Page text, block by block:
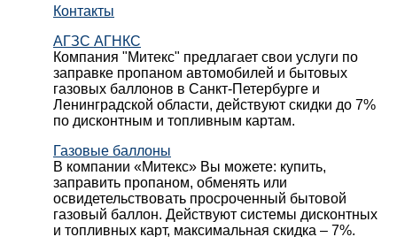
Контакты
АГЗС АГНКС
Компания "Митекс" предлагает свои услуги по
заправке пропаном автомобилей и бытовых
газовых баллонов в Санкт-Петербурге и
Ленинградской области, действуют скидки до 7%
по дисконтным и топливным картам.
Газовые баллоны
В компании «Митекс» Вы можете: купить,
заправить пропаном, обменять или
освидетельствовать просроченный бытовой
газовый баллон. Действуют системы дисконтных
и топливных карт, максимальная скидка – 7%.